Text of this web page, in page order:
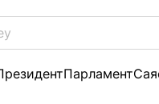
Парламент